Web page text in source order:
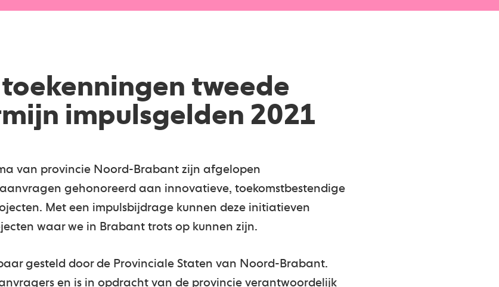
tweede
impulsgelden 2021
van provincie Noord-Brabant zijn afgelopen
gehonoreerd aan innovatieve, toekomstbestendige
Met een impulsbijdrage kunnen deze initiatieven
waar we in Brabant trots op kunnen zijn.
gesteld door de Provinciale Staten van Noord-Brabant.
en is in opdracht van de provincie verantwoordelijk